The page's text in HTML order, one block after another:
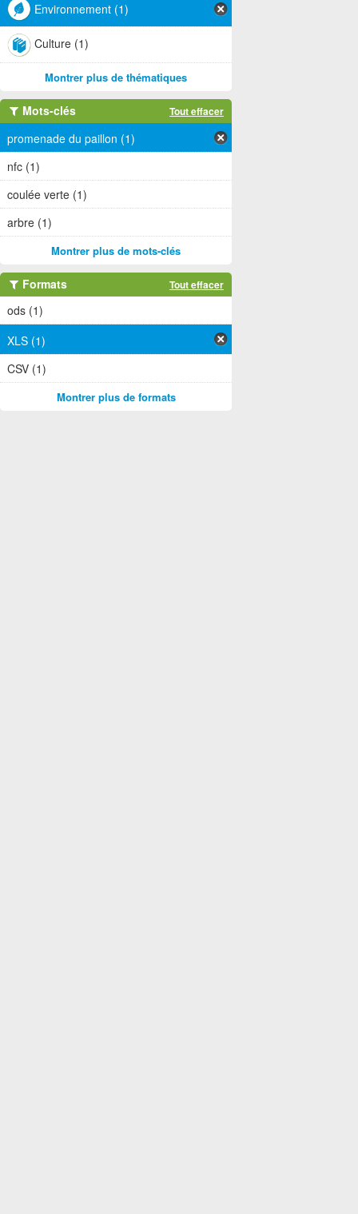
Environnement (1)
Culture (1)
Montrer plus de thématiques
Mots-clés Tout effacer
promenade du paillon (1)
nfc (1)
coulée verte (1)
arbre (1)
Montrer plus de mots-clés
Formats Tout effacer
ods (1)
XLS (1)
CSV (1)
Montrer plus de formats